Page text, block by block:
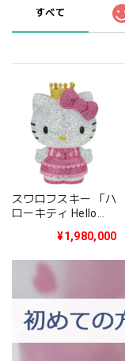
すべて
スワロフスキー 「ハ
ローキティ Hello
生産品」5301579
¥1,980,000